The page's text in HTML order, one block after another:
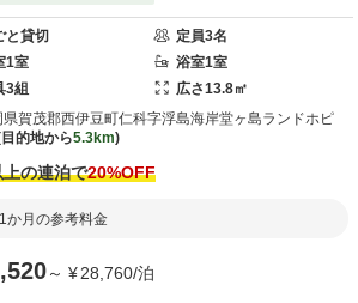
と貸切 定員3名
1室 浴室1室
3組 広さ13.8㎡
県賀茂郡西伊豆町仁科字浮島海岸堂ヶ島ランドホピ
目的地から5.3km
の連泊で20%OFF
か月の参考料金
～ ¥28,760/泊